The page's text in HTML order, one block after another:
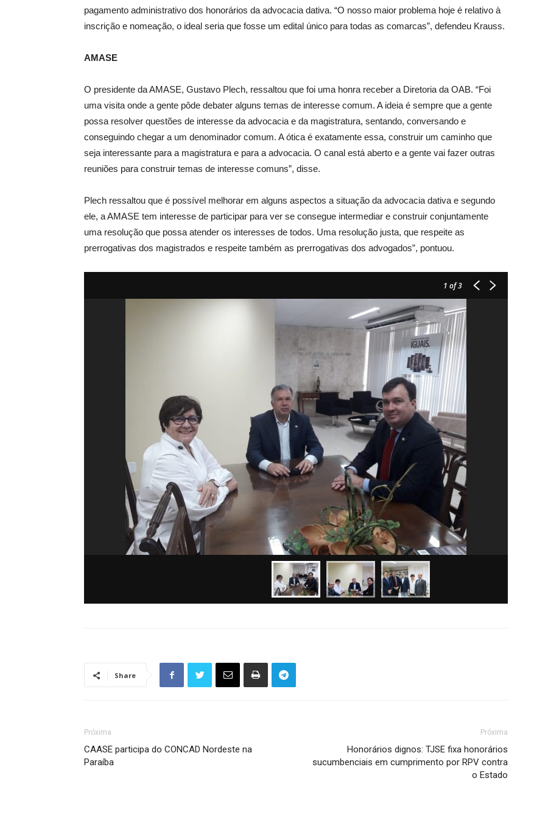
pagamento administrativo dos honorários da advocacia dativa. “O nosso maior problema hoje é relativo à
inscrição e nomeação, o ideal seria que fosse um edital único para todas as comarcas”, defendeu Krauss.
AMASE
O presidente da AMASE, Gustavo Plech, ressaltou que foi uma honra receber a Diretoria da OAB. “Foi
uma visita onde a gente pôde debater alguns temas de interesse comum. A ideia é sempre que a gente
possa resolver questões de interesse da advocacia e da magistratura, sentando, conversando e
conseguindo chegar a um denominador comum. A ótica é exatamente essa, construir um caminho que
seja interessante para a magistratura e para a advocacia. O canal está aberto e a gente vai fazer outras
reuniões para construir temas de interesse comuns”, disse.
Plech ressaltou que é possível melhorar em alguns aspectos a situação da advocacia dativa e segundo
ele, a AMASE tem interesse de participar para ver se consegue intermediar e construir conjuntamente
uma resolução que possa atender os interesses de todos. Uma resolução justa, que respeite as
prerrogativas dos magistrados e respeite também as prerrogativas dos advogados”, pontuou.
1 of 3
Share
Próxima
CAASE participa do CONCAD Nordeste na
Paraíba
Próxima
Honorários dignos: TJSE fixa honorários
sucumbenciais em cumprimento por RPV contra
o Estado